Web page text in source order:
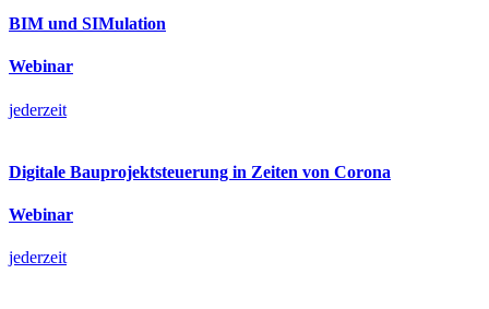
BIM und SIMulation
Webinar
jederzeit
Digitale Bauprojektsteuerung in Zeiten von Corona
Webinar
jederzeit